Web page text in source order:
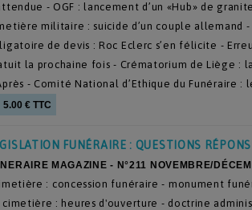
- OGF : lancement d’un «Hub» de
militaire : suicide d’un couple allemand
de devis : Roc Eclerc s’en félicite -
la prochaine fois - Crématorium de Liège :
- Comité National d’Ethique du Funéraire :
5.00 € TTC
FUNÉRAIRE : QUESTIONS
MAGAZINE - N°211 NOVEMBRE/
: concession funéraire - monument
cimetière : heures d'ouverture - doctrine